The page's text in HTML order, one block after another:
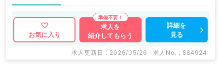
お気に入り
求人を
紹介してもらう
詳細を
見る
求人更新日 : 2026/05/26 求人No. : 884924